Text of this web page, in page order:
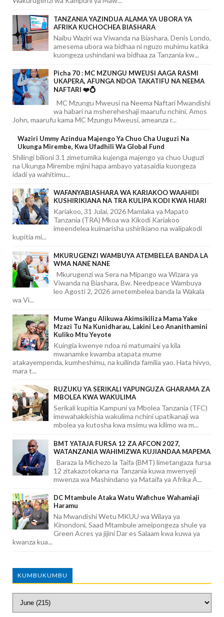
TANZANIA YAZINDUA ALAMA YA UBORA YA
AFRIKA KUCHOCHEA BIASHARA
Naibu Waziri wa Viwanda na Biashara, Denis Londo,
amesema ubora wa bidhaa ni nguzo muhimu katika
kuongeza ushindani wa bidhaa za Tanzania kw...
Picha 70 : MC MZUNGU MWEUSI AAGA RASMI
UKAPERA, AFUNGA NDOA TAKATIFU NA NEEMA
NAFTARI ❤️💍
MC Mzungu Mweusi na Neema Naftari Mwandishi
wa habari na mshereheshaji maarufu nchini, Amos
John, maarufu kama MC Mzungu Mweusi, ameanza r...
Waziri Ummy Azindua Majengo Ya Chuo Cha Uuguzi Na
Ukunga Mirembe, Kwa Ufadhili Wa Global Fund
Shilingi bilioni 3.1 zimetumika kujenga majengo ya chuo Uuguzi
na Ukunga Mirembe mjini hapa ambayo yatasaidia kuongeza
idadi ya wahitimu...
WAFANYABIASHARA WA KARIAKOO WAAHIDI
KUSHIRIKIANA NA TRA KULIPA KODI KWA HIARI
Kariakoo, 31 Julai, 2026 Mamlaka ya Mapato
Tanzania (TRA) Mkoa wa Kikodi Kariakoo
imeendelea kuimarisha ushirikiano na walipakodi
kupitia mi...
MKURUGENZI WAMBUYA ATEMBELEA BANDA LA
WMA NANE NANE
Mkurugenzi wa Sera na Mipango wa Wizara ya
Viwanda na Biashara, Bw. Needpeace Wambuya
leo Agosti 2, 2026 ametembelea banda la Wakala
wa Vi...
Mume Wangu Alikuwa Akimsikiliza Mama Yake
Mzazi Tu Na Kunidharau, Lakini Leo Ananithamini
Kuliko Mtu Yeyote
Kuingia kwenye ndoa ni matumaini ya kila
mwanamke kwamba atapata mume
atakayempenda, kumheshimu, na kuilinda familia yao. Hata hivyo,
mara t...
RUZUKU YA SERIKALI YAPUNGUZA GHARAMA ZA
MBOLEA KWA WAKULIMA
Serikali kupitia Kampuni ya Mbolea Tanzania (TFC)
imewahakikishia wakulima nchini upatikanaji wa
mbolea ya kutosha kwa msimu wa kilimo wa m...
BMT YATAJA FURSA 12 ZA AFCON 2027,
WATANZANIA WAHIMIZWA KUJIANDAA MAPEMA
Baraza la Michezo la Taifa (BMT) limetangaza fursa
12 zitakazotokana na Tanzania kuwa mwenyeji
mwenza wa Mashindano ya Mataifa ya Afrika A...
DC Mtambule Ataka Watu Wafichue Wahamiaji
Haramu
Na Mwandishi Wetu MKUU wa Wilaya ya
Kinondoni, Saad Mtambule ameipongeza shule ya
Green Acres ya jijini Dar es Salaam kwa kuwa ya
kwanza kua...
KUMBUKUMBU